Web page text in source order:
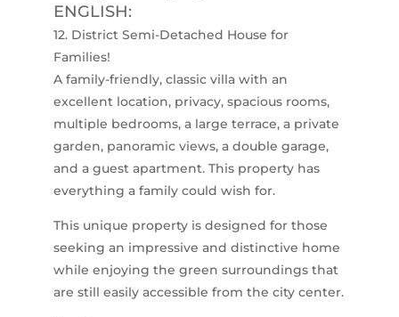
ENGLISH:
12. District Semi-Detached House for
Families!
A family-friendly, classic villa with an
excellent location, privacy, spacious rooms,
multiple bedrooms, a large terrace, a private
garden, panoramic views, a double garage,
and a guest apartment. This property has
everything a family could wish for.
This unique property is designed for those
seeking an impressive and distinctive home
while enjoying the green surroundings that
are still easily accessible from the city center.